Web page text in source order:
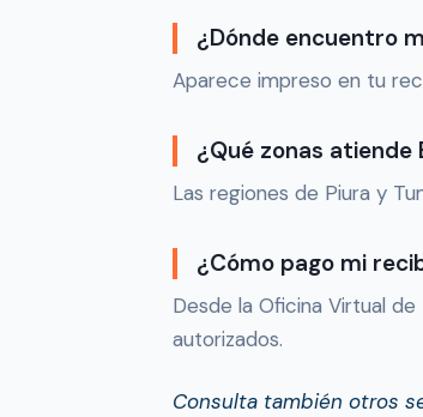
¿Dónde encuentro
Aparece impreso en tu
¿Qué zonas atiende
Las regiones de Piura y
¿Cómo pago mi
Desde la Oficina Virtual
autorizados.
Consulta también otros